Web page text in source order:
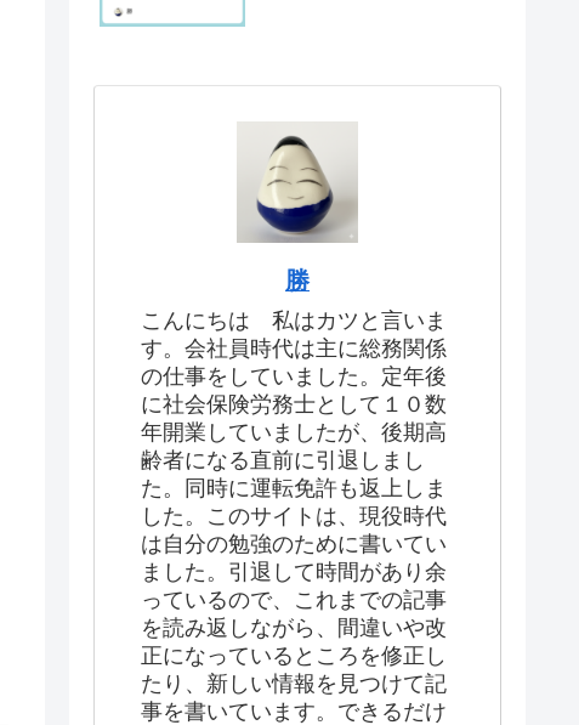
勝
こんにちは 私はカツと言いま
す。会社員時代は主に総務関係
の仕事をしていました。定年後
に社会保険労務士として１０数
年開業していましたが、後期高
齢者になる直前に引退しまし
た。同時に運転免許も返上しま
した。このサイトは、現役時代
は自分の勉強のために書いてい
ました。引退して時間があり余
っているので、これまでの記事
を読み返しながら、間違いや改
正になっているところを修正し
たり、新しい情報を見つけて記
事を書いています。できるだけ